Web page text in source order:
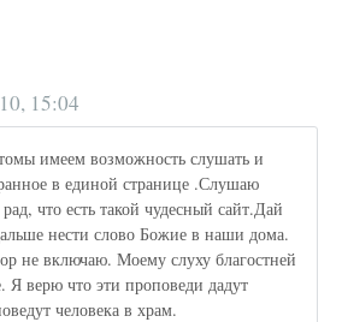
15:04
имеем возможность слушать и
в единой странице .Слушаю
что есть такой чудесный сайт.Дай
нести слово Божие в наши дома.
не включаю. Моему слуху благостней
Я верю что эти проповеди дадут
человека в храм.